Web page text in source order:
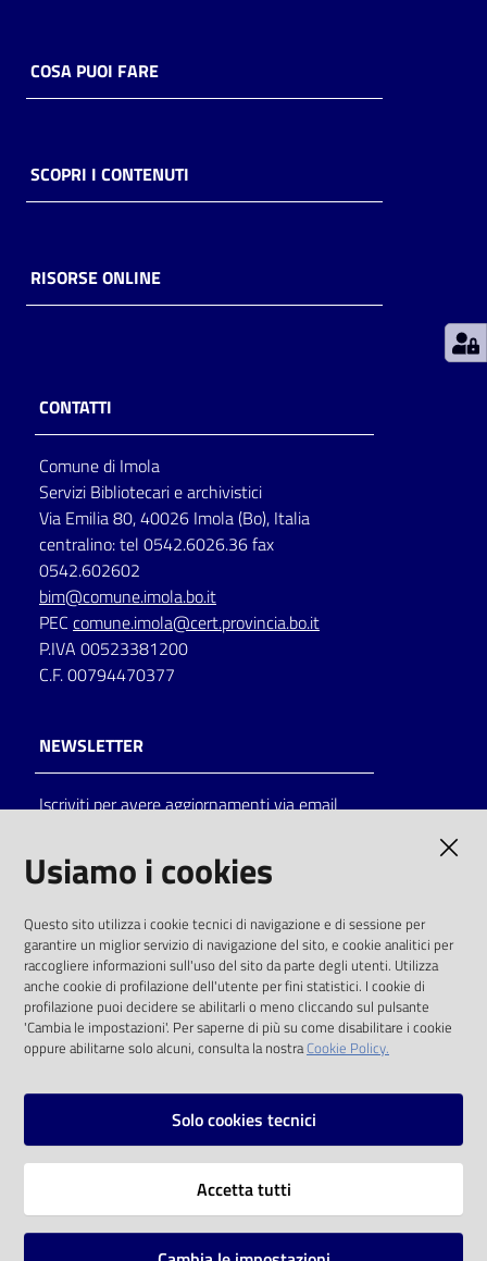
Archivio
Decentrate
lettura
Seguici
su
Catalogo
Eventi
Chiedi al
bibliotecario
Avvisi
COSA PUOI FARE
SCOPRI I CONTENUTI
RISORSE ONLINE
CONTATTI
Comune di Imola
Servizi Bibliotecari e archivistici
Via Emilia 80, 40026 Imola (Bo), Italia
centralino: tel 0542.6026.36 fax
0542.602602
bim@comune.imola.bo.it
PEC comune.imola@cert.provincia.bo.it
P.IVA 00523381200
C.F. 00794470377
NEWSLETTER
Iscriviti per avere aggiornamenti via email
solo alle condizioni previste dalla direttiva
comunitaria 2003/98/CE e dal d.lgs. 36/2006
SOCIAL
Instagram
Vai alla pagina
Usiamo i cookies
Questo sito utilizza i cookie tecnici di navigazione e di sessione per
garantire un miglior servizio di navigazione del sito, e cookie analitici per
raccogliere informazioni sull'uso del sito da parte degli utenti. Utilizza
anche cookie di profilazione dell'utente per fini statistici. I cookie di
profilazione puoi decidere se abilitarli o meno cliccando sul pulsante
'Cambia le impostazioni'. Per saperne di più su come disabilitare i cookie
oppure abilitarne solo alcuni, consulta la nostraCookie Policy.
Solo cookies tecnici
Accetta tutti